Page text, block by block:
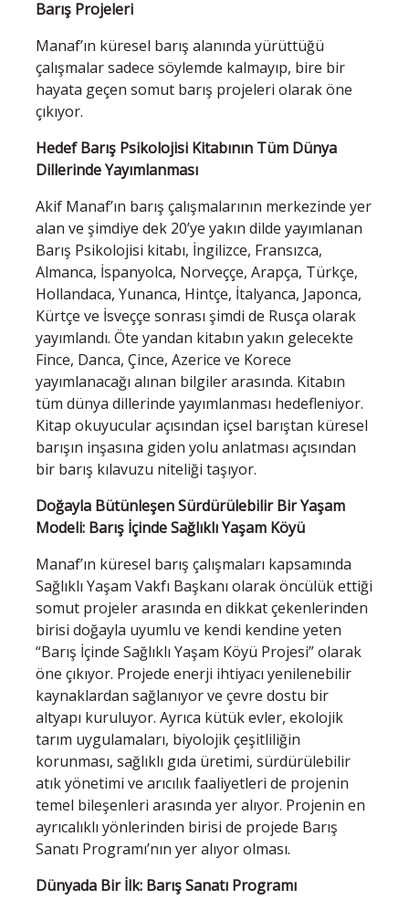
Barış Projeleri
Manaf’ın küresel barış alanında yürüttüğü
çalışmalar sadece söylemde kalmayıp, bire bir
hayata geçen somut barış projeleri olarak öne
çıkıyor.
Hedef Barış Psikolojisi Kitabının Tüm Dünya
Dillerinde Yayımlanması
Akif Manaf’ın barış çalışmalarının merkezinde yer
alan ve şimdiye dek 20’ye yakın dilde yayımlanan
Barış Psikolojisi kitabı, İngilizce, Fransızca,
Almanca, İspanyolca, Norveççe, Arapça, Türkçe,
Hollandaca, Yunanca, Hintçe, İtalyanca, Japonca,
Kürtçe ve İsveççe sonrası şimdi de Rusça olarak
yayımlandı. Öte yandan kitabın yakın gelecekte
Fince, Danca, Çince, Azerice ve Korece
yayımlanacağı alınan bilgiler arasında. Kitabın
tüm dünya dillerinde yayımlanması hedefleniyor.
Kitap okuyucular açısından içsel barıştan küresel
barışın inşasına giden yolu anlatması açısından
bir barış kılavuzu niteliği taşıyor.
Doğayla Bütünleşen Sürdürülebilir Bir Yaşam
Modeli: Barış İçinde Sağlıklı Yaşam Köyü
Manaf’ın küresel barış çalışmaları kapsamında
Sağlıklı Yaşam Vakfı Başkanı olarak öncülük ettiği
somut projeler arasında en dikkat çekenlerinden
birisi doğayla uyumlu ve kendi kendine yeten
“Barış İçinde Sağlıklı Yaşam Köyü Projesi” olarak
öne çıkıyor. Projede enerji ihtiyacı yenilenebilir
kaynaklardan sağlanıyor ve çevre dostu bir
altyapı kuruluyor. Ayrıca kütük evler, ekolojik
tarım uygulamaları, biyolojik çeşitliliğin
korunması, sağlıklı gıda üretimi, sürdürülebilir
atık yönetimi ve arıcılık faaliyetleri de projenin
temel bileşenleri arasında yer alıyor. Projenin en
ayrıcalıklı yönlerinden birisi de projede Barış
Sanatı Programı’nın yer alıyor olması.
Dünyada Bir İlk: Barış Sanatı Programı